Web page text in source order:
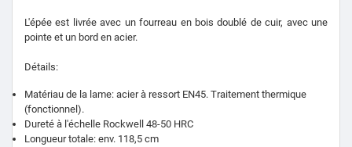
L'épée est livrée avec un fourreau en bois doublé de cuir, avec une
pointe et un bord en acier.
Détails:
Matériau de la lame: acier à ressort EN45. Traitement thermique
(fonctionnel).
Dureté à l'échelle Rockwell 48-50 HRC
Longueur totale: env. 118,5 cm